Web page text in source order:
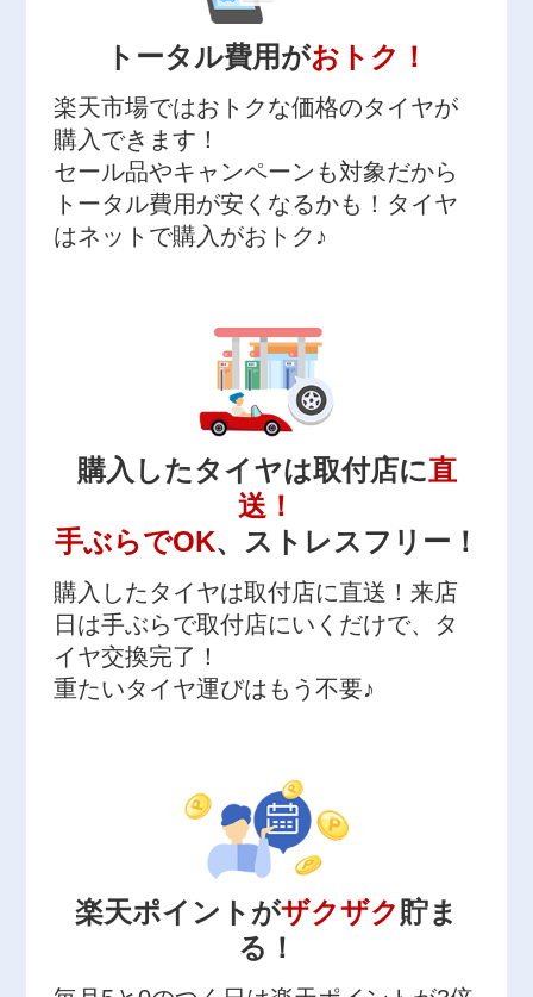
トータル費用がおトク！
楽天市場ではおトクな価格のタイヤが
購入できます！
セール品やキャンペーンも対象だから
トータル費用が安くなるかも！タイヤ
はネットで購入がおトク♪
購入したタイヤは取付店に直
送！
手ぶらでOK、ストレスフリー！
購入したタイヤは取付店に直送！来店
日は手ぶらで取付店にいくだけで、タ
イヤ交換完了！
重たいタイヤ運びはもう不要♪
楽天ポイントがザクザク貯ま
る！